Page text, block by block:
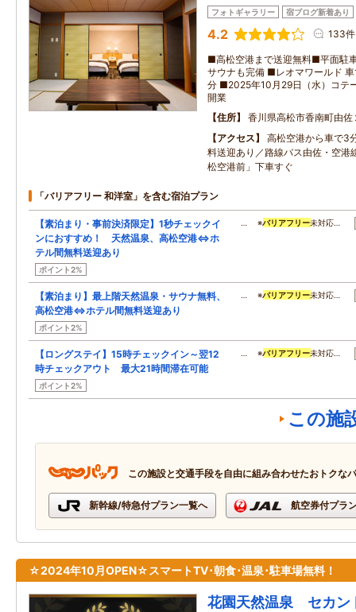
フォトギャラリー 宿ブログ新着あり
4.2 133件
■高松空港まで送迎無料■平面駐
サウナも完備 ■レオマワールド
分 ■2025年10月29日（水）コテ
開業
住所
香川県高松市香南町由佐
アクセス
高松空港から車で3
料送迎あり／路線バス由佐・空港
松空港前」下車すぐ
「バリアフリー 和洋室」を含む宿泊プラン
【素泊まり・事前決済限定】1秒チェックイ
ンにおすすめ！ 天然温泉、高松空港⇔ホ
テル間無料送迎あり
ポイント2%
… ※バリアフリー未対応…
【素泊まり】最上階天然温泉・サウナ無料、
高松空港⇔ホテル間無料送迎あり
ポイント2%
… ※バリアフリー未対応…
【ロングステイ】15時チェックイン～翌12
時チェックアウト 最大21時間滞在可能
ポイント2%
… ※バリアフリー未対応…
この施
この施設と交通手段を自由に組み合わせたおトクな
新幹線/特急付プラン一覧へ 航空券付プラ
☆2024年10月OPEN☆スマートTV･朝食･温泉･駐車場無料！
花園天然温泉 セカ